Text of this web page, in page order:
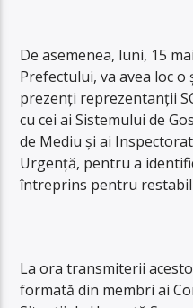
De asemenea, luni, 15
Prefectului, va avea loc
prezenți reprezentanții
cu cei ai Sistemului de
de Mediu și ai
Urgență, pentru a
întreprins pentru
La ora transmiterii
formată din membri ai